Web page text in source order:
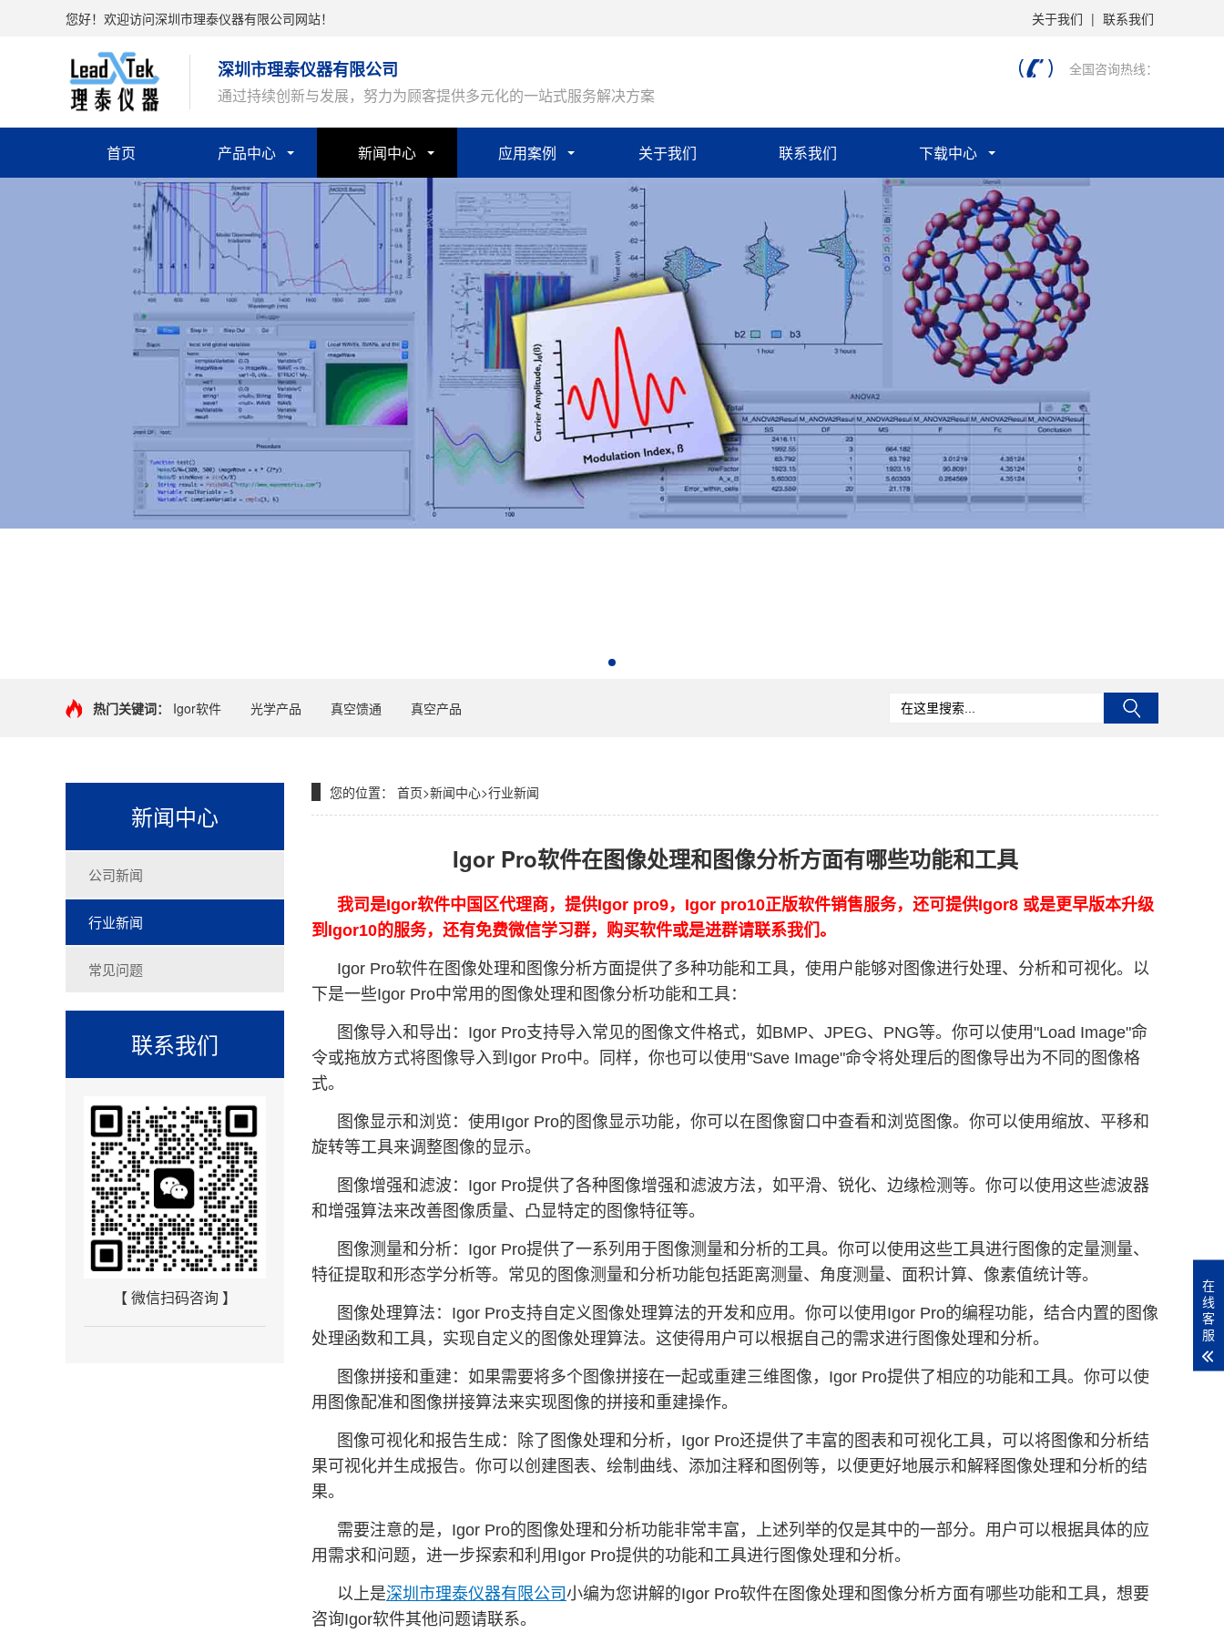
您好！欢迎访问深圳市理泰仪器有限公司网站！ 关于我们 | 联系我们
深圳市理泰仪器有限公司
通过持续创新与发展，努力为顾客提供多元化的一站式服务解决方案
全国咨询热线：
首页 产品中心 新闻中心 应用案例 关于我们 联系我们 下载中心
热门关键词：
Igor软件 光学产品 真空馈通 真空产品
新闻中心
公司新闻
行业新闻
常见问题
联系我们
【 微信扫码咨询 】
您的位置： 首页>新闻中心>行业新闻
Igor Pro软件在图像处理和图像分析方面有哪些功能和工具
我司是Igor软件中国区代理商，提供Igor pro9，Igor pro10正版软件销售服务，还可提供Igor8 或是更早版本升级
到Igor10的服务，还有免费微信学习群，购买软件或是进群请联系我们。
Igor Pro软件在图像处理和图像分析方面提供了多种功能和工具，使用户能够对图像进行处理、分析和可视化。以
下是一些Igor Pro中常用的图像处理和图像分析功能和工具：
图像导入和导出：Igor Pro支持导入常见的图像文件格式，如BMP、JPEG、PNG等。你可以使用"Load Image"命
令或拖放方式将图像导入到Igor Pro中。同样，你也可以使用"Save Image"命令将处理后的图像导出为不同的图像格
式。
图像显示和浏览：使用Igor Pro的图像显示功能，你可以在图像窗口中查看和浏览图像。你可以使用缩放、平移和
旋转等工具来调整图像的显示。
图像增强和滤波：Igor Pro提供了各种图像增强和滤波方法，如平滑、锐化、边缘检测等。你可以使用这些滤波器
和增强算法来改善图像质量、凸显特定的图像特征等。
图像测量和分析：Igor Pro提供了一系列用于图像测量和分析的工具。你可以使用这些工具进行图像的定量测量、
特征提取和形态学分析等。常见的图像测量和分析功能包括距离测量、角度测量、面积计算、像素值统计等。
图像处理算法：Igor Pro支持自定义图像处理算法的开发和应用。你可以使用Igor Pro的编程功能，结合内置的图像
处理函数和工具，实现自定义的图像处理算法。这使得用户可以根据自己的需求进行图像处理和分析。
图像拼接和重建：如果需要将多个图像拼接在一起或重建三维图像，Igor Pro提供了相应的功能和工具。你可以使
用图像配准和图像拼接算法来实现图像的拼接和重建操作。
图像可视化和报告生成：除了图像处理和分析，Igor Pro还提供了丰富的图表和可视化工具，可以将图像和分析结
果可视化并生成报告。你可以创建图表、绘制曲线、添加注释和图例等，以便更好地展示和解释图像处理和分析的结
果。
需要注意的是，Igor Pro的图像处理和分析功能非常丰富，上述列举的仅是其中的一部分。用户可以根据具体的应
用需求和问题，进一步探索和利用Igor Pro提供的功能和工具进行图像处理和分析。
以上是深圳市理泰仪器有限公司 小编为您讲解的Igor Pro软件在图像处理和图像分析方面有哪些功能和工具，想要
咨询Igor软件其他问题请联系。
在
线
客
服